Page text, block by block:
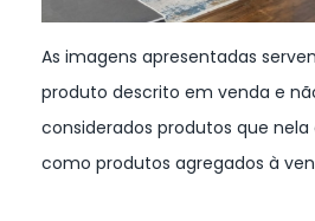
As imagens apresentadas
produto descrito em venda e
considerados produtos que
como produtos agregados à